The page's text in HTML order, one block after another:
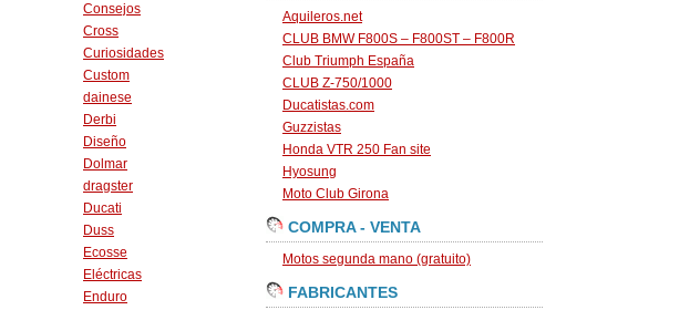
Consejos
Cross
Curiosidades
Custom
dainese
Derbi
Diseño
Dolmar
dragster
Ducati
Duss
Ecosse
Eléctricas
Enduro
Aquileros.net
CLUB BMW F800S – F800ST – F800R
Club Triumph España
CLUB Z-750/1000
Ducatistas.com
Guzzistas
Honda VTR 250 Fan site
Hyosung
Moto Club Girona
COMPRA - VENTA
Motos segunda mano (gratuito)
FABRICANTES